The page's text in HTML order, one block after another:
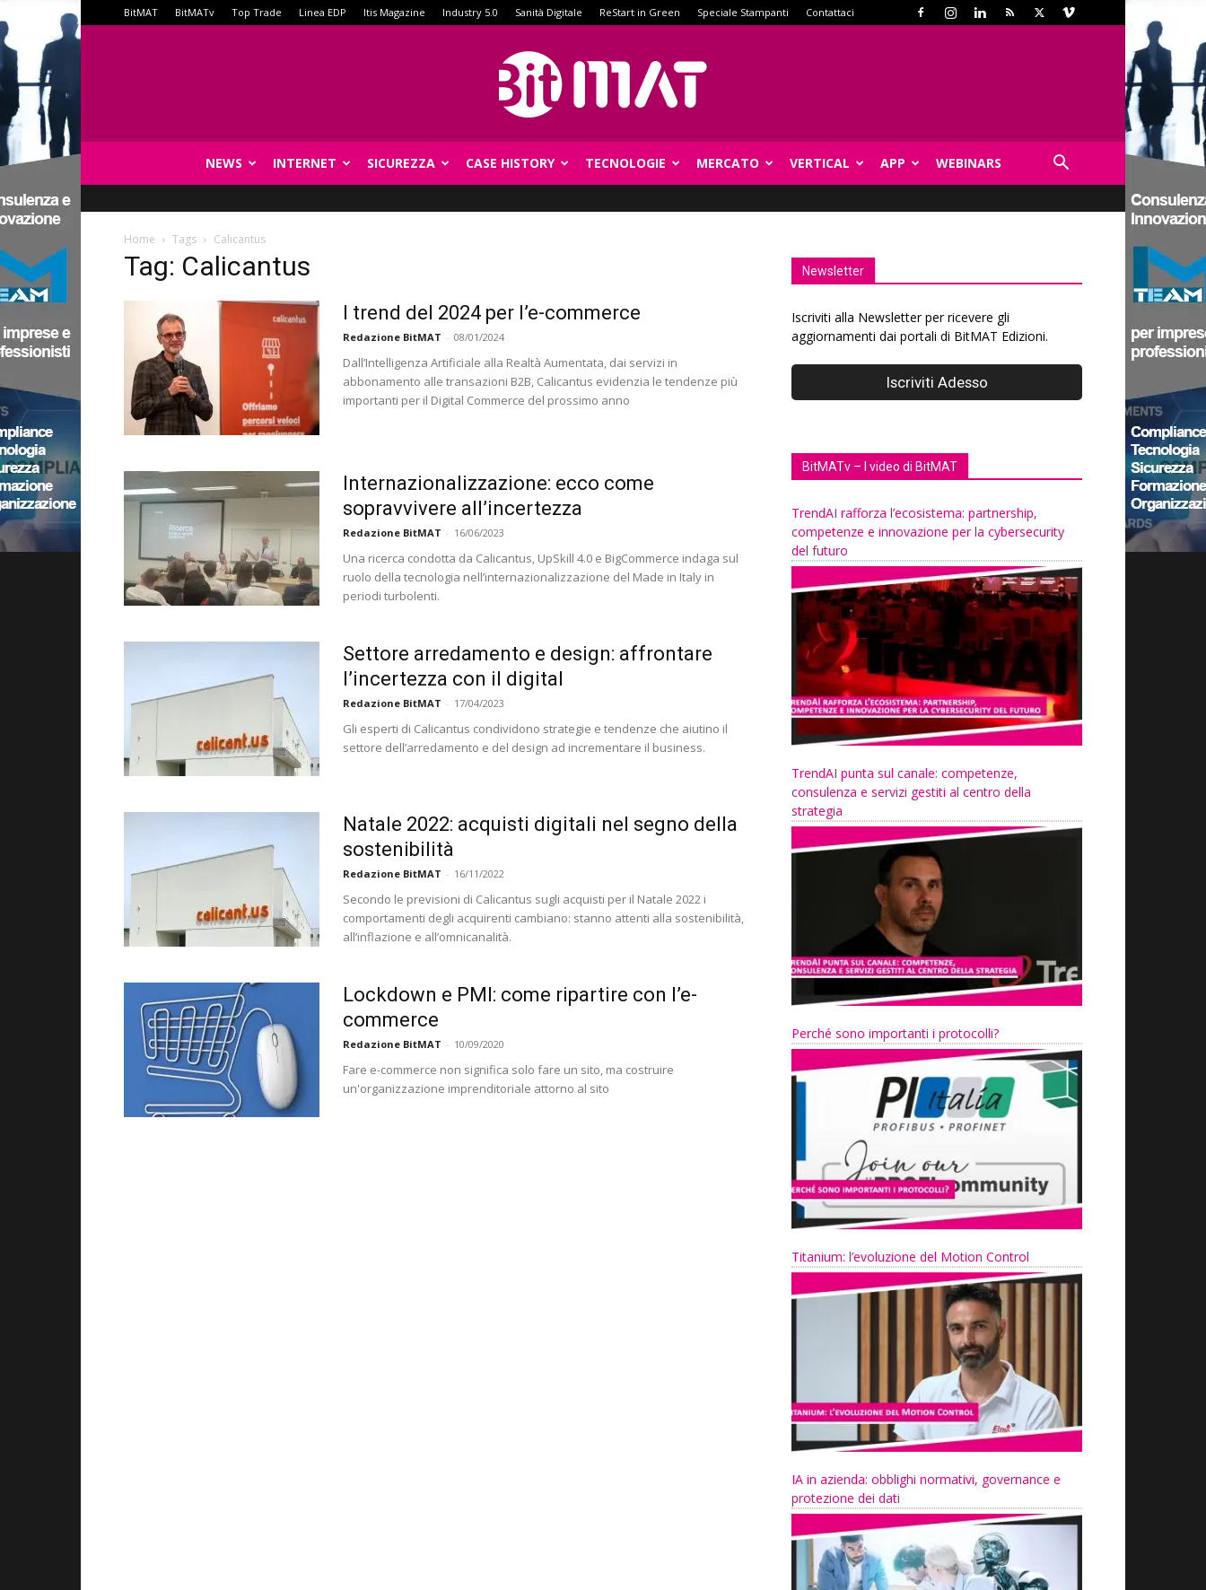
BitMAT BitMATv Top Trade Linea EDP Itis Magazine Industry 5.0 Sanità Digitale ReStart in Green Speciale Stampanti Contattaci
NEWS INTERNET SICUREZZA CASE HISTORY TECNOLOGIE MERCATO VERTICAL APP WEBINARS
Home Tags Calicantus
Tag: Calicantus
I trend del 2024 per l’e-commerce
Redazione BitMAT - 08/01/2024
Dall’Intelligenza Artificiale alla Realtà Aumentata, dai servizi in
abbonamento alle transazioni B2B, Calicantus evidenzia le tendenze più
importanti per il Digital Commerce del prossimo anno
Internazionalizzazione: ecco come
sopravvivere all’incertezza
Redazione BitMAT - 16/06/2023
Una ricerca condotta da Calicantus, UpSkill 4.0 e BigCommerce indaga sul
ruolo della tecnologia nell’internazionalizzazione del Made in Italy in
periodi turbolenti.
Settore arredamento e design: affrontare
l’incertezza con il digital
Redazione BitMAT - 17/04/2023
Gli esperti di Calicantus condividono strategie e tendenze che aiutino il
settore dell’arredamento e del design ad incrementare il business.
Natale 2022: acquisti digitali nel segno della
sostenibilità
Redazione BitMAT - 16/11/2022
Secondo le previsioni di Calicantus sugli acquisti per il Natale 2022 i
comportamenti degli acquirenti cambiano: stanno attenti alla sostenibilità,
all’inflazione e all’omnicanalità.
Lockdown e PMI: come ripartire con l’e-
commerce
Redazione BitMAT - 10/09/2020
Fare e-commerce non significa solo fare un sito, ma costruire
un'organizzazione imprenditoriale attorno al sito
Newsletter
Iscriviti alla Newsletter per ricevere gli
aggiornamenti dai portali di BitMAT Edizioni.
BitMATv – I video di BitMAT
TrendAI rafforza l’ecosistema: partnership,
competenze e innovazione per la cybersecurity
del futuro
TrendAI punta sul canale: competenze,
consulenza e servizi gestiti al centro della
strategia
Perché sono importanti i protocolli?
Titanium: l’evoluzione del Motion Control
IA in azienda: obblighi normativi, governance e
protezione dei dati